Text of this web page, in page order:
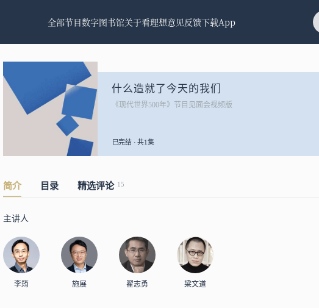
全部节目数字图书馆关于看理想意见反馈下载App
什么造就了今天的我们
《现代世界500年》节目见面会视频版
已完结 · 共1集
简介 目录 精选评论 15
主讲人
李筠 施展 翟志勇 梁文道